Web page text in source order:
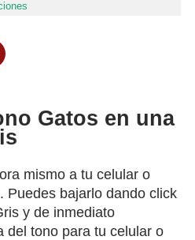
Gatos en una
mismo a tu celular o
Puedes bajarlo dando click
y de inmediato
del tono para tu celular o